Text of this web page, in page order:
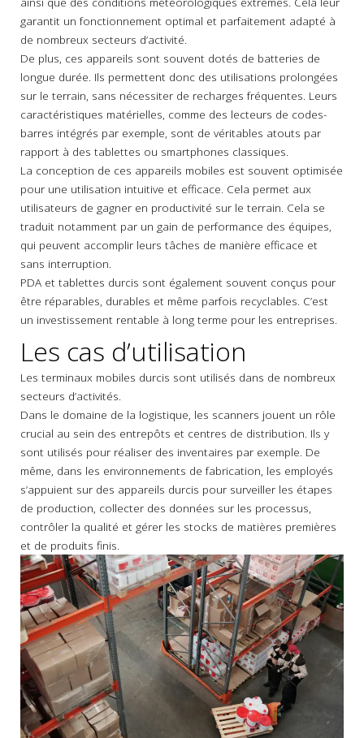
garantit un fonctionnement optimal et parfaitement adapté à
de nombreux secteurs d’activité.
De plus, ces appareils sont souvent dotés de batteries de
longue durée. Ils permettent donc des utilisations prolongées
sur le terrain, sans nécessiter de recharges fréquentes. Leurs
caractéristiques matérielles, comme des lecteurs de codes-
barres intégrés par exemple, sont de véritables atouts par
rapport à des tablettes ou smartphones classiques.
La conception de ces appareils mobiles est souvent optimisée
pour une utilisation intuitive et efficace. Cela permet aux
utilisateurs de gagner en productivité sur le terrain. Cela se
traduit notamment par un gain de performance des équipes,
qui peuvent accomplir leurs tâches de manière efficace et
sans interruption.
PDA et tablettes durcis sont également souvent conçus pour
être réparables, durables et même parfois recyclables. C’est
un investissement rentable à long terme pour les entreprises.
Les cas d’utilisation
Les terminaux mobiles durcis sont utilisés dans de nombreux
secteurs d’activités.
Dans le domaine de la logistique, les scanners jouent un rôle
crucial au sein des entrepôts et centres de distribution. Ils y
sont utilisés pour réaliser des inventaires par exemple. De
même, dans les environnements de fabrication, les employés
s’appuient sur des appareils durcis pour surveiller les étapes
de production, collecter des données sur les processus,
contrôler la qualité et gérer les stocks de matières premières
et de produits finis.